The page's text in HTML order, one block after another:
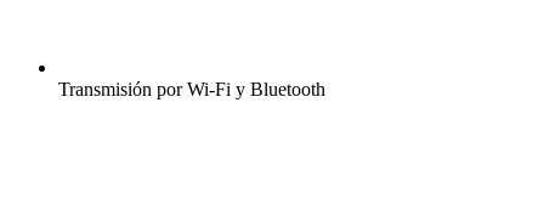
Transmisión por Wi-Fi y Bluetooth